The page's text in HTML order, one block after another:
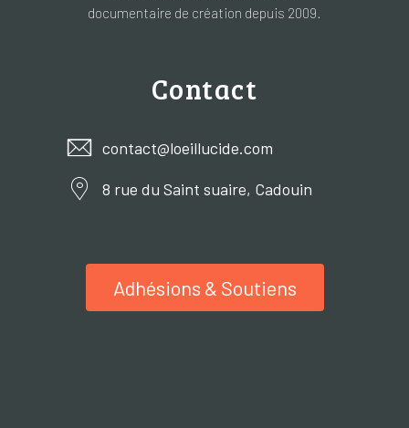
documentaire de création depuis 2009.
Contact
contact@loeillucide.com
8 rue du Saint suaire, Cadouin
Adhésions & Soutiens